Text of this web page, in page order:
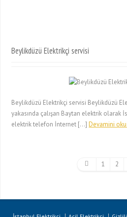
Beylikdüzü Elektrikçi servisi
Beylikdüzü Elektrikçi servisi Beylikdüzü
yakasında çalışan Baytan elektrik olarak
elektrik telefon İnternet […]Devamini oku
1 2